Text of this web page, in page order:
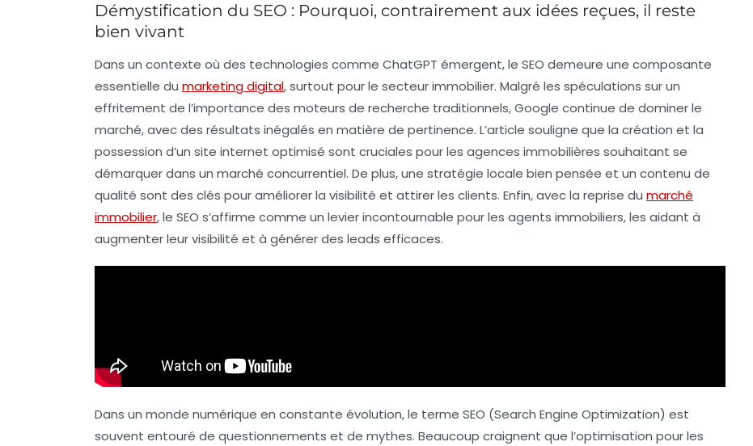
Démystification du SEO : Pourquoi, contrairement aux idées reçues, il reste
bien vivant
Dans un contexte où des technologies comme ChatGPT émergent, le SEO demeure une composante
essentielle du marketing digital, surtout pour le secteur immobilier. Malgré les spéculations sur un
effritement de l’importance des moteurs de recherche traditionnels,Google continue de dominer le
marché, avec des résultats inégalés en matière de pertinence. L’article souligne que la création et la
possession d’un site internet optimisé sont cruciales pour les agences immobilières souhaitant se
démarquer dans un marché concurrentiel. De plus, une stratégie locale bien pensée et un contenu de
qualité sont des clés pour améliorer la visibilité et attirer les clients. Enfin, avec la reprise du marché
immobilier, le SEO s’affirme comme un levier incontournable pour les agents immobiliers, les aidant à
augmenter leur visibilité et à générer des leads efficaces.
Dans un monde numérique en constante évolution, le terme SEO (Search Engine Optimization) est
souvent entouré de questionnements et de mythes. Beaucoup craignent que l’optimisation pour les